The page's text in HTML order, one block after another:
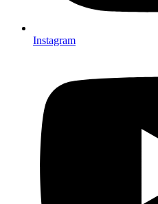
Instagram